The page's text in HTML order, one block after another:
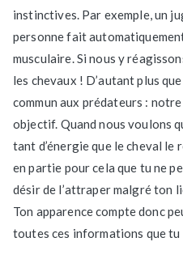
instinctives. Par exemple, un
personne fait
musculaire. Si nous y
les chevaux ! D’autant plus
commun aux prédateurs :
objectif. Quand nous voulons
tant d’énergie que le cheval le
en partie pour cela que tu ne
désir de l’attraper malgré ton
Ton apparence compte donc
toutes ces informations que